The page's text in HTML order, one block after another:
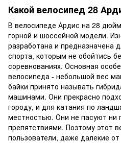
Какой велосипед 28
В велосипеде Ардис на 28
горной и шоссейной модели.
разработана и предназначена
спорта, которым не обойтись
соревнованиях. Основная
велосипеда - небольшой вес
байки принято называть
машинами. Они прекрасно
городу, и для катания по
местностью. Они не пасуют ни
препятствиями. Поэтому этот
пользователи, даже далекие от